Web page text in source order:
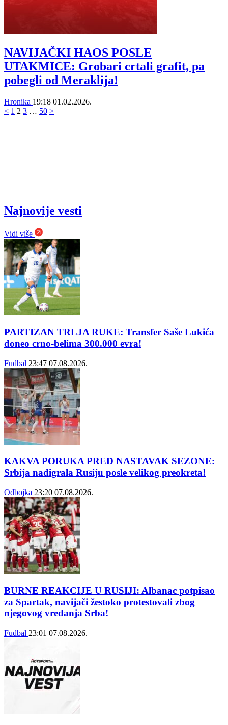
NAVIJAČKI HAOS POSLE
UTAKMICE: Grobari crtali grafit, pa
pobegli od Meraklija!
Hronika 19:18 01.02.2026.
< 1 2 3 … 50 >
Najnovije vesti
Vidi više
PARTIZAN TRLJA RUKE: Transfer Saše Lukića
doneo crno-belima 300.000 evra!
Fudbal 23:47 07.08.2026.
KAKVA PORUKA PRED NASTAVAK SEZONE:
Srbija nadigrala Rusiju posle velikog preokreta!
Odbojka 23:20 07.08.2026.
BURNE REAKCIJE U RUSIJI: Albanac potpisao
za Spartak, navijači žestoko protestovali zbog
njegovog vređanja Srba!
Fudbal 23:01 07.08.2026.